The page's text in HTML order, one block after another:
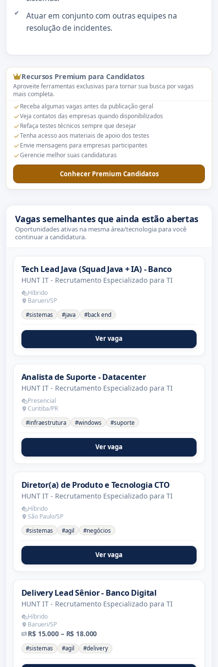
Atuar em conjunto com outras equipes na
resolução de incidentes.
Recursos Premium para Candidatos
Aproveite ferramentas exclusivas para tornar sua busca por vagas
mais completa.
Receba algumas vagas antes da publicação geral
Veja contatos das empresas quando disponibilizados
Refaça testes técnicos sempre que desejar
Tenha acesso aos materiais de apoio dos testes
Envie mensagens para empresas participantes
Gerencie melhor suas candidaturas
Conhecer Premium Candidatos
Vagas semelhantes que ainda estão abertas
Oportunidades ativas na mesma área/tecnologia para você
continuar a candidatura.
Tech Lead Java (Squad Java + IA) - Banco
HUNT IT - Recrutamento Especializado para TI
Híbrido
Barueri/SP
#sistemas #java #back end
Ver vaga
Analista de Suporte - Datacenter
HUNT IT - Recrutamento Especializado para TI
Presencial
Curitiba/PR
#infraestrutura #windows #suporte
Ver vaga
Diretor(a) de Produto e Tecnologia CTO
HUNT IT - Recrutamento Especializado para TI
Híbrido
São Paulo/SP
#sistemas #agil #negócios
Ver vaga
Delivery Lead Sênior - Banco Digital
HUNT IT - Recrutamento Especializado para TI
Híbrido
Barueri/SP
R$ 15.000 – R$ 18.000
#sistemas #agil #delivery